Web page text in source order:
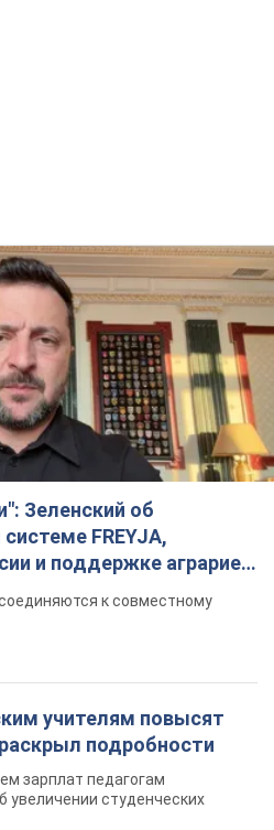
Зеленский об
FREYJA,
и поддержке аграриев.
к совместному
учителям повысят
подробности
зарплат педагогам
увеличении студенческих